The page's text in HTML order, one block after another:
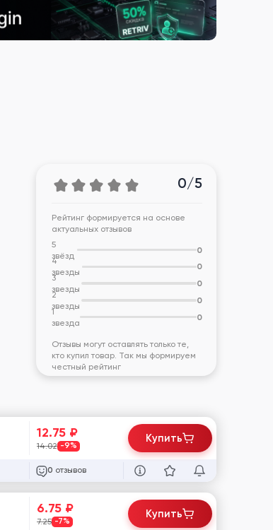
0/5
Рейтинг формируется на основе
актуальных отзывов
5
звёзд
0
4
звезды
0
3
звезды
0
2
звезды
0
1
звезда
0
Отзывы могут оставлять только те,
кто купил товар. Так мы формируем
честный рейтинг
12.75 ₽
14.02 -9%
0 отзывов
Купить
6.75 ₽
7.25 -7%
Купить